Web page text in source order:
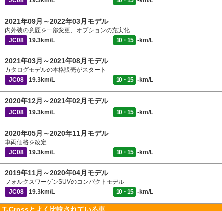
2021年09月～2022年03月モデル
内外装の意匠を一部変更、オプションの充実化
JC08
19.3km/L 10・15 -km/L
2021年03月～2021年08月モデル
カタログモデルの本格販売がスタート
JC08
19.3km/L 10・15 -km/L
2020年12月～2021年02月モデル
JC08 19.3km/L 10・15 -km/L
2020年05月～2020年11月モデル
車両価格を改定
JC08
19.3km/L 10・15 -km/L
2019年11月～2020年04月モデル
フォルクスワーゲンSUVのコンパクトモデル
JC08
19.3km/L 10・15 -km/L
T-Crossとよく比較されている車